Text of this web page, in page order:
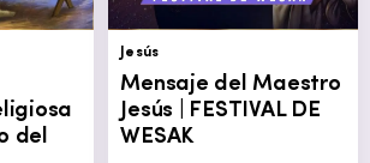
del
Jesús
Mensaje del Maestro
Jesús | FESTIVAL DE
WESAK